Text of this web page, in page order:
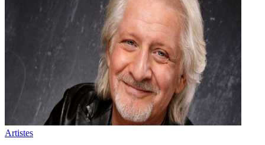
Artistes